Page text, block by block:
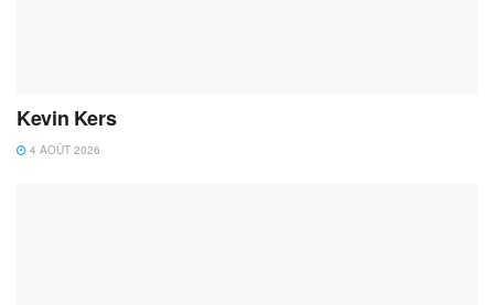
Kevin Kers
4 AOÛT 2026